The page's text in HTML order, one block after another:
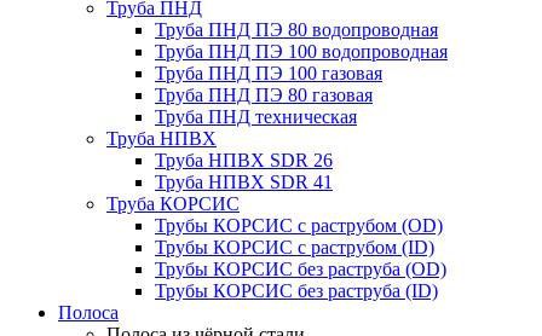
Труба ПНД
Труба ПНД ПЭ 80 водопроводная
Труба ПНД ПЭ 100 водопроводная
Труба ПНД ПЭ 100 газовая
Труба ПНД ПЭ 80 газовая
Труба ПНД техническая
Труба НПВХ
Труба НПВХ SDR 26
Труба НПВХ SDR 41
Труба КОРСИС
Трубы КОРСИС с раструбом (OD)
Трубы КОРСИС с раструбом (ID)
Трубы КОРСИС без раструба (OD)
Трубы КОРСИС без раструба (ID)
Полоса